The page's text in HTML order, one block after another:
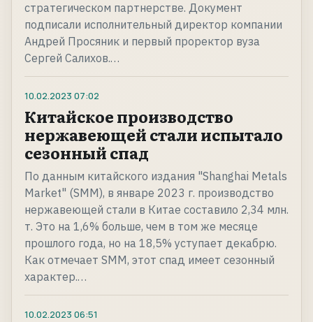
стратегическом партнерстве. Документ
подписали исполнительный директор компании
Андрей Просяник и первый проректор вуза
Сергей Салихов.…
10.02.2023 07:02
Китайское производство
нержавеющей стали испытало
сезонный спад
По данным китайского издания "Shanghai Metals
Market" (SMM), в январе 2023 г. производство
нержавеющей стали в Китае составило 2,34 млн.
т. Это на 1,6% больше, чем в том же месяце
прошлого года, но на 18,5% уступает декабрю.
Как отмечает SMM, этот спад имеет сезонный
характер.…
10.02.2023 06:51